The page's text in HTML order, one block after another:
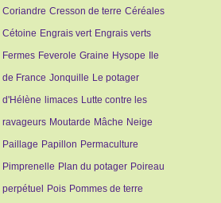
Coriandre Cresson de terre Céréales
Cétoine Engrais vert Engrais verts
Fermes Feverole Graine Hysope
Ile
de France Jonquille Le potager
d'Hélène limaces Lutte contre les
ravageurs Moutarde Mâche Neige
Paillage Papillon Permaculture
Pimprenelle Plan du potager Poireau
perpétuel
Pois Pommes de terre